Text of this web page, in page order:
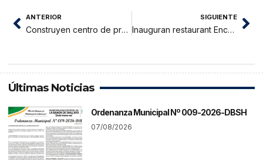
ANTERIOR
Construyen centro de procesamiento de miel en Esperanza del Ojecillo
SIGUIENTE
Inauguran restaurant Encanto de la Selva en Alto Saposoa
Últimas Noticias
Ordenanza Municipal Nº 009-2026-DBSH
07/08/2026